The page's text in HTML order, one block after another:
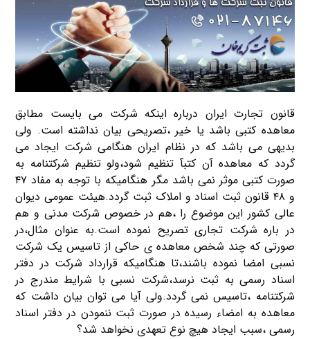
قانون تجارت ایران درباره اینکه شرکت می بایست مطابق
معاهده کتبی باشد یا خیر ،تصریحی بیان نداشته است. ولی
بدیهی می باشد که در نظام ایران هنگامی شرکت ایجاد می
گردد که معاهده آن کتبآ تنظیم شود،ولو تنظیم شرکتنامه به
صورت کتبی موثر نمی باشد مگر هنگامیکه با توجه به مفاد ۴۷
و ۴۸ قانون ثبت اسناد و املاک ثبت گردد.هیئت عمومی دیوان
عالی کشور این موضوع را ،هم در خصوص شرکت مدنی و هم
در باره شرکت تجاری تصریح نموده است.به عنوان مثال،در
صورتی که چند شخص معاهده ی حاکی از تاسیس یک شرکت
نسبی امضا نموده باشند،تا هنگامیکه قرارداد شرکت در دفتر
اسناد رسمی به ثبت نرسد،شرکت نسبی با شرایط مندرج در
شرکتنامه ،تاسیس نمی گردد.ولی آیا می توان بیان داشت که
معاهده به امضاء رسیده در صورت ثبت ننمودن در دفتر اسناد
رسمی ،سبب ایجاد هیچ نوع تعهدی نخواهد شد؟